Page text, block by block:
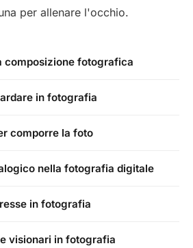
per allenare l'occhio.
composizione fotografica
in fotografia
comporre la foto
nella fotografia digitale
in fotografia
visionari in fotografia